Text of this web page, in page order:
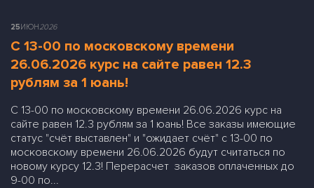
25ИЮН2026
С 13-00 по московскому времени
26.06.2026 курс на сайте равен 12.3
рублям за 1 юань!
С 13-00 по московскому времени 26.06.2026 курс на
сайте равен 12.3 рублям за 1 юань! Все заказы имеющие
статус "счёт выставлен" и "ожидает счёт" с 13-00 по
московскому времени 26.06.2026 будут считаться по
новому курсу 12.3! Перерасчет заказов оплаченных до
9-00 по...